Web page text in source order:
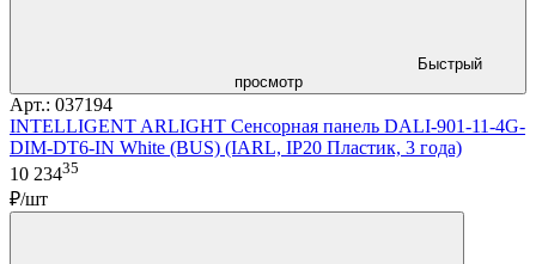
Быстрый
просмотр
Арт.: 037194
INTELLIGENT ARLIGHT Сенсорная панель DALI-901-11-4G-
DIM-DT6-IN White (BUS) (IARL, IP20 Пластик, 3 года)
10 23435
₽/шт